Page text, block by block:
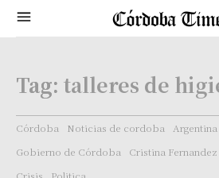
Tag: talleres de
Córdoba Noticias de cordoba Argentina
Gobierno de Córdoba
Cristina
Crisis
Politica